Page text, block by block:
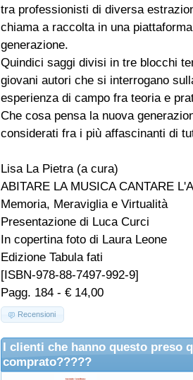
tra professionisti di diversa
chiama a raccolta in una
generazione.
Quindici saggi divisi in tre blocchi
giovani autori che si interrogano
esperienza di campo fra teoria e
Che cosa pensa la nuova
considerati fra i più affascinanti di
Lisa La Pietra (a cura)
ABITARE LA MUSICA CANTARE
Memoria, Meraviglia e Virtualità
Presentazione di Luca Curci
In copertina foto di Laura Leone
Edizione Tabula fati
[ISBN-978-88-7497-992-9]
Pagg. 184 - € 14,00
Recensioni
I clienti che hanno questo preso
comprato?????